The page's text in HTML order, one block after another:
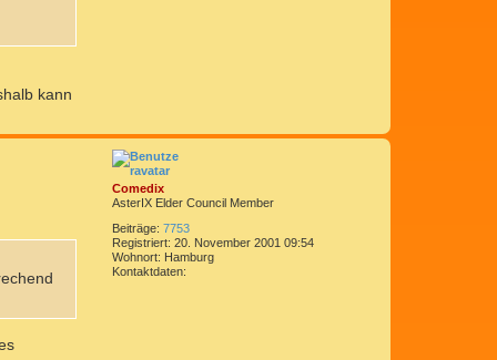
kann
N
Comedix
AsterIX Elder Council Member
Beiträge: 7753
Registriert: 20. November 2001 09:54
Wohnort: Hamburg
Kontaktdaten: